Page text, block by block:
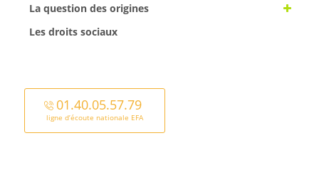
La question des origines
Les droits sociaux
01.40.05.57.79
ligne d’écoute nationale EFA